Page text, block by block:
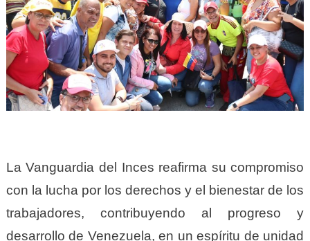
La Vanguardia del Inces reafirma su compromiso
con la lucha por los derechos y el bienestar de los
trabajadores, contribuyendo al progreso y
desarrollo de Venezuela, en un espíritu de unidad